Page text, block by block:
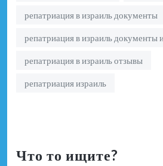
репатриация в израиль документы
репатриация в израиль документы
репатриация в израиль отзывы
репатриация израиль
Что то ищите?